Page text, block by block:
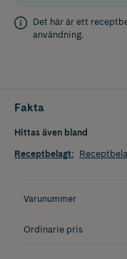
Det här är ett
användning.
Fakta
Hittas även bland
Receptbelagt:
Varunummer
Ordinarie pris